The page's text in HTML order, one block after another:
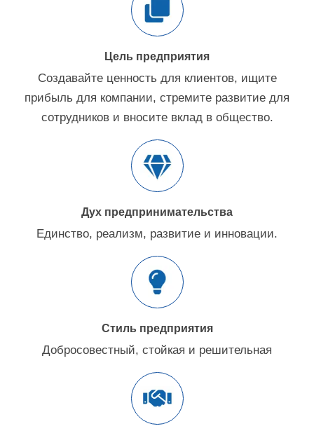
Цель предприятия
Создавайте ценность для клиентов, ищите
прибыль для компании, стремите развитие для
сотрудников и вносите вклад в общество.
Дух предпринимательства
Единство, реализм, развитие и инновации.
Стиль предприятия
Добросовестный, стойкая и решительная